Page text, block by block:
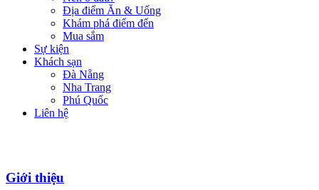
Địa điểm Ăn & Uống
Khám phá điểm đến
Mua sắm
Sự kiện
Khách sạn
Đà Nẵng
Nha Trang
Phú Quốc
Liên hệ
Giới thiệu